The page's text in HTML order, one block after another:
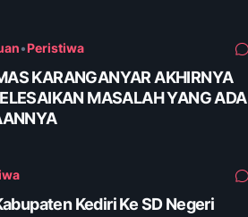
•Peristiwa
KARANGANYAR AKHIRNYA
MASALAH YANG ADA
Kediri Ke SD Negeri